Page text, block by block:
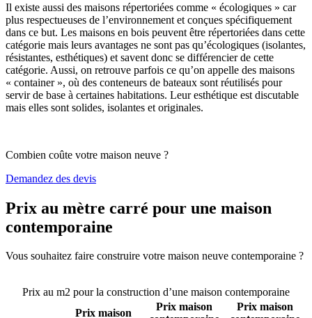
Il existe aussi des maisons répertoriées comme « écologiques » car
plus respectueuses de l’environnement et conçues spécifiquement
dans ce but. Les maisons en bois peuvent être répertoriées dans cette
catégorie mais leurs avantages ne sont pas qu’écologiques (isolantes,
résistantes, esthétiques) et savent donc se différencier de cette
catégorie. Aussi, on retrouve parfois ce qu’on appelle des maisons
« container », où des conteneurs de bateaux sont réutilisés pour
servir de base à certaines habitations. Leur esthétique est discutable
mais elles sont solides, isolantes et originales.
Combien coûte votre maison neuve ?
Demandez des devis
Prix au mètre carré pour une maison
contemporaine
Vous souhaitez faire construire votre maison neuve contemporaine ?
Prix au m2 pour la construction d’une maison contemporaine
Prix maison
Prix maison
Prix maison